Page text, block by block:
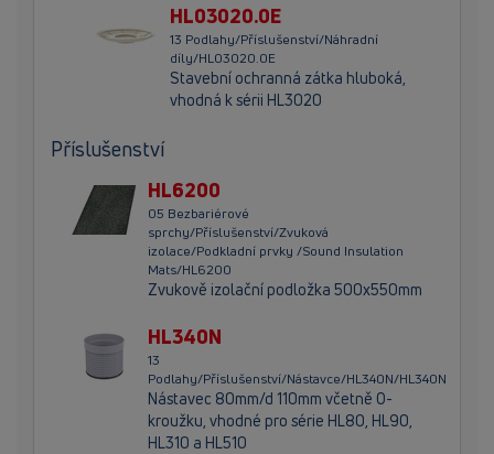
HL03020.0E
13 Podlahy/Příslušenství/Náhradní
díly/HL03020.0E
Stavební ochranná zátka hluboká,
vhodná k sérii HL3020
Příslušenství
HL6200
05 Bezbariérové
sprchy/Příslušenství/Zvuková
izolace/Podkladní prvky /Sound Insulation
Mats/HL6200
Zvukově izolační podložka 500x550mm
HL340N
13
Podlahy/Příslušenství/Nástavce/HL340N/HL340N
Nástavec 80mm/d 110mm včetně O-
kroužku, vhodné pro série HL80, HL90,
HL310 a HL510